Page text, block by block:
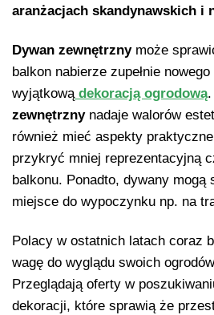
aranżacjach skandynawskich i
Dywan zewnętrznymoże
balkon nabierze zupełnie
wyjątkowądekoracją ogrodową.
zewnętrznynadaje walorów
również mieć aspekty
przykryć mniej reprezentacyjną
balkonu. Ponadto, dywany mogą
miejsce do wypoczynku np. na
Polacy w ostatnich latach coraz
wagę do wyglądu swoich
Przeglądają oferty w
dekoracji, które sprawią że